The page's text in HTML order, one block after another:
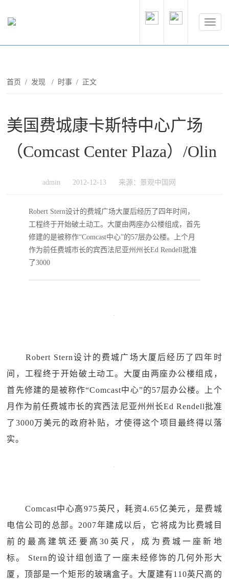
首页 /发现 / 时事 / 正文
美国费城康卡斯特中心广场
（Comcast Center Plaza）/Olin
admin 2012-12-13 来源：景观中国网
Robert Stern设计的费城广场大厦后经历了四年时间，
工程终于开始破土动工。大厦由两座办公楼组成，首先
修建的是被称作“Comcast中心”的57层办公楼。上个月
作为前任费城市长的宾西法尼亚州州长Ed Rendell批准
了3000
Robert Stern设计的费城广场大厦后经历了四年时
间，工程终于开始破土动工。大厦由两座办公楼组成，
首先修建的是被称作“Comcast中心”的57层办公楼。上个
月作为前任费城市长的宾西法尼亚州州长Ed Rendell批准
了3000万美元的政府补贴，才使得这个项目最终得以落
实。
Comcast中心高975英尺，耗资4.65亿美元，是费城
电信公司的总部。2007年建成以后，它将成为比费城目
前的最高建筑还要高30英尺，成为费城一座新地
标。 Stern的设计组创造了一座未经修饰的几何外形大
厦，顶部是一个矩形的玻璃盒子。大厦建有110英尺高的